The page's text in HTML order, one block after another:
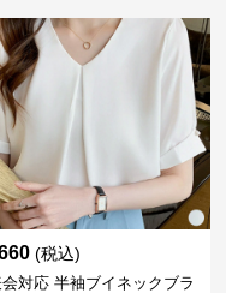
(税込)
対応 半袖ブイネックブラ